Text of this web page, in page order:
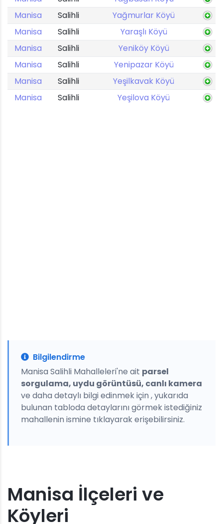
Manisa
Salihli
Yağmurlar Köyü
Manisa
Salihli
Yaraşlı Köyü
Manisa
Salihli
Yeniköy Köyü
Manisa
Salihli
Yenipazar Köyü
Manisa
Salihli
Yeşilkavak Köyü
Manisa
Salihli Yeşilova Köyü
Bilgilendirme
Manisa Salihli Mahalleleri'ne ait parsel
sorgulama, uydu görüntüsü, canlı kamera
ve daha detaylı bilgi edinmek için , yukarıda
bulunan tabloda detaylarını görmek istediğiniz
mahallenin ismine tıklayarak erişebilirsiniz.
Manisa İlçeleri ve
Köyleri